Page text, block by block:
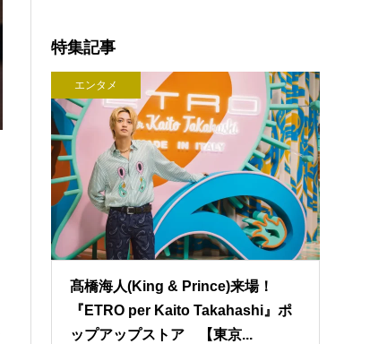
特集記事
エンタメ
髙橋海人(King & Prince)来場！
『ETRO per Kaito Takahashi』ポ
ップアップストア 【東京...